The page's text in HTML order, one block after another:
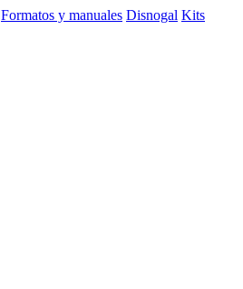
Formatos y manuales Disnogal Kits